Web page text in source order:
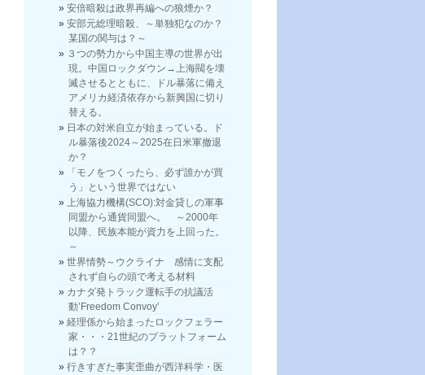
安倍暗殺は政界再編への狼煙か？
安部元総理暗殺、～単独犯なのか？
某国の関与は？～
３つの勢力から中国主導の世界が出
現。中国ロックダウン→上海閥を壊
滅させるとともに、ドル暴落に備え
アメリカ経済依存から新興国に切り
替える。
日本の対米自立が始まっている。ド
ル暴落後2024～2025在日米軍撤退
か？
「モノをつくったら、必ず誰かが買
う」という世界ではない
上海協力機構(SCO):対金貸しの軍事
同盟から通貨同盟へ。 ～2000年
以降、民族本能が資力を上回った。
～
世界情勢～ウクライナ 感情に支配
されず自らの頭で考える材料
カナダ発トラック運転手の抗議活
動’Freedom Convoy’
経理係から始まったロックフェラー
家・・・21世紀のプラットフォーム
は？？
行きすぎた事実歪曲が西洋科学・医